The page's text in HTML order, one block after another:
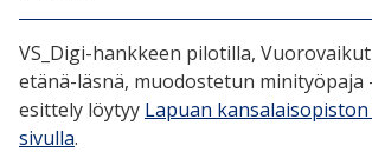
VS_Digi-hankkeen pilotilla,
etänä-läsnä, muodostetun
esittely löytyy Lapuan kansalaisopiston
sivulla.